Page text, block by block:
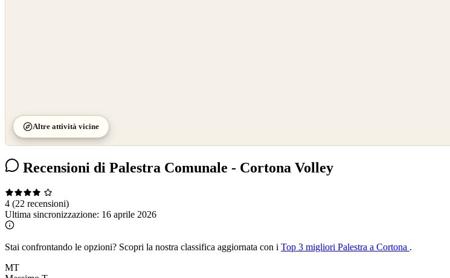
Altre attività vicine
Recensioni di Palestra Comunale - Cortona Volley
4 (22 recensioni)
Ultima sincronizzazione: 16 aprile 2026
Stai confrontando le opzioni? Scopri la nostra classifica aggiornata con i Top 3 migliori Palestra a Cortona .
MT